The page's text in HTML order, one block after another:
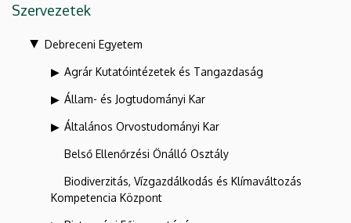
Szervezetek
Debreceni Egyetem
Agrár Kutatóintézetek és Tangazdaság
Állam- és Jogtudományi Kar
Általános Orvostudományi Kar
Belső Ellenőrzési Önálló Osztály
Biodiverzitás, Vízgazdálkodás és Klímaváltozás
Kompetencia Központ